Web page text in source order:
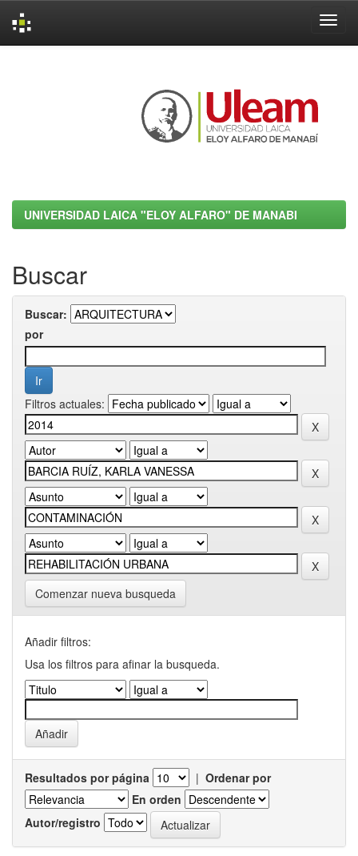
UNIVERSIDAD LAICA "ELOY ALFARO" DE MANABI
Buscar
Buscar:
por
Filtros actuales:
Comenzar nueva busqueda
Añadir filtros:
Usa los filtros para afinar la busqueda.
Resultados por página | Ordenar por
En orden
Autor/registro